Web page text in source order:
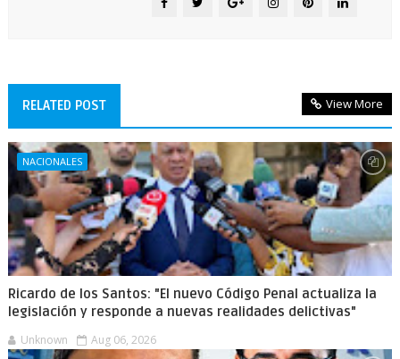
RELATED POST View More
NACIONALES
Ricardo de los Santos: "El nuevo Código Penal actualiza la
legislación y responde a nuevas realidades delictivas"
Unknown Aug 06, 2026